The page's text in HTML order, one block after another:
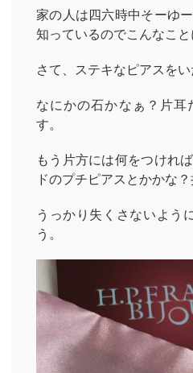
家の人は四六時中そーゆ
知っているのでこんなこと
さて、ステキなピアスを
なにかの石かなぁ？片
す。
もう片方には何をつけれ
ドのプチピアスとかかな
うっかり失くさないよう
う。